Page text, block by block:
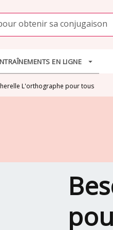
obtenir sa conjugaison
EN LIGNE arrow_drop_down
L'orthographe pour tous